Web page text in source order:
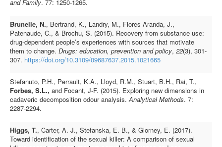
and Family. 77: 1250-1265.
Brunelle, N., Bertrand, K., Landry, M., Flores-Aranda, J.,
Patenaude, C., & Brochu, S. (2015). Recovery from substance use:
drug-dependent people’s experiences with sources that motivate
them to change. Drugs: education, prevention and policy, 22(3), 301-
307. https://doi.org/10.3109/09687637.2015.1021665
Stefanuto, P.H., Perrault, K.A., Lloyd, R.M., Stuart, B.H., Rai, T.,
Forbes, S.L., and Focant, J-F. (2015). Exploring new dimensions in
cadaveric decomposition odour analysis.Analytical Methods. 7:
2287-2294.
Higgs, T., Carter, A. J., Stefanska, E. B., & Glorney, E. (2017).
Toward identification of the sexual killer: A comparison of sexual